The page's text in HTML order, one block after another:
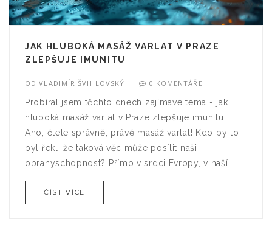
JAK HLUBOKÁ MASÁŽ VARLAT V PRAZE
ZLEPŠUJE IMUNITU
ODVLADIMÍR ŠVIHLOVSKÝ 0 KOMENTÁŘE
Probíral jsem těchto dnech zajímavé téma - jak
hluboká masáž varlat v Praze zlepšuje imunitu.
Ano, čtete správně, právě masáž varlat! Kdo by to
byl řekl, že taková věc může posílit naši
obranyschopnost? Přímo v srdci Evropy, v naší
milované Praze, se nacházejí specialisté, kteří tuto
neotřelou techniku ovládají jako nikdo jiný. Takže,
ČÍST VÍCE